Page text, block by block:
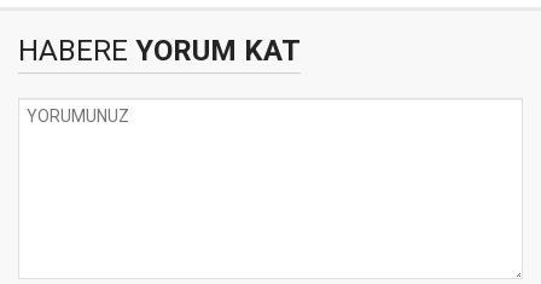
HABERE YORUM KAT